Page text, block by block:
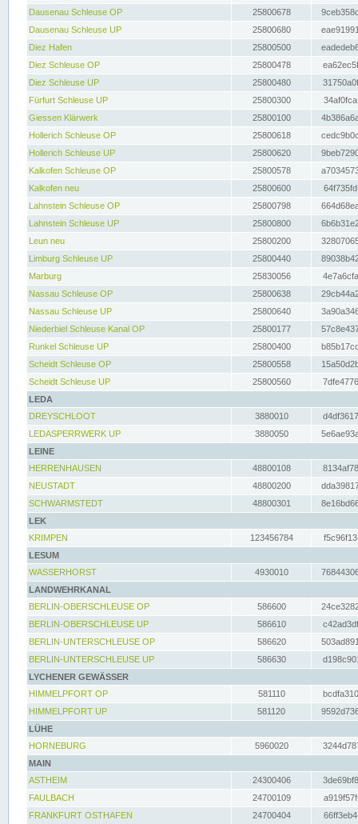
Dausenau Schleuse OP
25800678
Dausenau Schleuse UP
25800680
Diez Hafen
25800500
Diez Schleuse OP
25800478
Diez Schleuse UP
25800480
Fürfurt Schleuse UP
25800300
Giessen Klärwerk
25800100
Hollerich Schleuse OP
25800618
Hollerich Schleuse UP
25800620
Kalkofen Schleuse OP
25800578
Kalkofen neu
25800600
Lahnstein Schleuse OP
25800798
Lahnstein Schleuse UP
25800800
Leun neu
25800200
Limburg Schleuse UP
25800440
Marburg
25830056
Nassau Schleuse OP
25800638
Nassau Schleuse UP
25800640
Niederbiel Schleuse Kanal OP
25800177
Runkel Schleuse UP
25800400
Scheidt Schleuse OP
25800558
Scheidt Schleuse UP
25800560
LEDA
DREYSCHLOOT
3880010
LEDASPERRWERK UP
3880050
LEINE
HERRENHAUSEN
48800108
NEUSTADT
48800200
SCHWARMSTEDT
48800301
LEK
KRIMPEN
123456784
LESUM
WASSERHORST
4930010
LANDWEHRKANAL
BERLIN-OBERSCHLEUSE OP
586600
BERLIN-OBERSCHLEUSE UP
586610
BERLIN-UNTERSCHLEUSE OP
586620
BERLIN-UNTERSCHLEUSE UP
586630
LYCHENER GEWÄSSER
HIMMELPFORT OP
581110
HIMMELPFORT UP
581120
LÜHE
HORNEBURG
5960020
MAIN
ASTHEIM
24300406
FAULBACH
24700109
FRANKFURT OSTHAFEN
24700404